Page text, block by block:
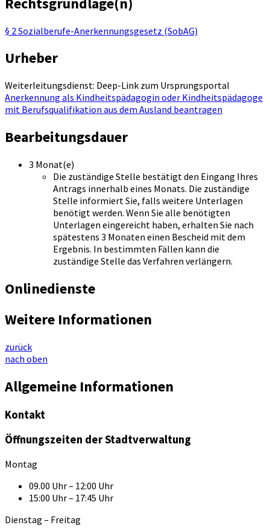
§ 2 Sozialberufe-Anerkennungsgesetz (SobAG)
Urheber
Weiterleitungsdienst: Deep-Link zum Ursprungsportal
Anerkennung als Kindheitspädagogin oder Kindheitspädagoge
mit Berufsqualifikation aus dem Ausland beantragen
Bearbeitungsdauer
3 Monat(e)
Die zuständige Stelle bestätigt den Eingang Ihres
Antrags innerhalb eines Monats. Die zuständige
Stelle informiert Sie, falls weitere Unterlagen
benötigt werden. Wenn Sie alle benötigten
Unterlagen eingereicht haben, erhalten Sie nach
spätestens 3 Monaten einen Bescheid mit dem
Ergebnis. In bestimmten Fällen kann die
zuständige Stelle das Verfahren verlängern.
Onlinedienste
Weitere Informationen
zurück
nach oben
Allgemeine Informationen
Kontakt
Öffnungszeiten der Stadtverwaltung
Montag
09.00 Uhr – 12:00 Uhr
15:00 Uhr – 17:45 Uhr
Dienstag – Freitag